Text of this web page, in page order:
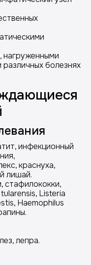
нагруженными
болезнях
инфекционный
краснуха,
лишай.
стафилококки,
Listeria
Haemophilus
лепра.